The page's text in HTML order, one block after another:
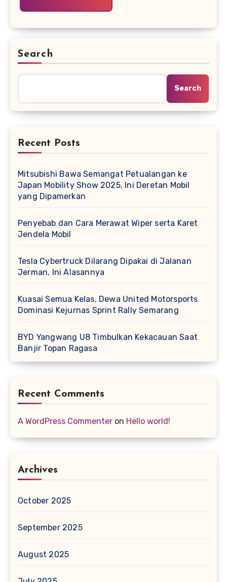
Search
Search
Recent Posts
Mitsubishi Bawa Semangat Petualangan ke
Japan Mobility Show 2025, Ini Deretan Mobil
yang Dipamerkan
Penyebab dan Cara Merawat Wiper serta Karet
Jendela Mobil
Tesla Cybertruck Dilarang Dipakai di Jalanan
Jerman, Ini Alasannya
Kuasai Semua Kelas, Dewa United Motorsports
Dominasi Kejurnas Sprint Rally Semarang
BYD Yangwang U8 Timbulkan Kekacauan Saat
Banjir Topan Ragasa
Recent Comments
A WordPress Commenter on Hello world!
Archives
October 2025
September 2025
August 2025